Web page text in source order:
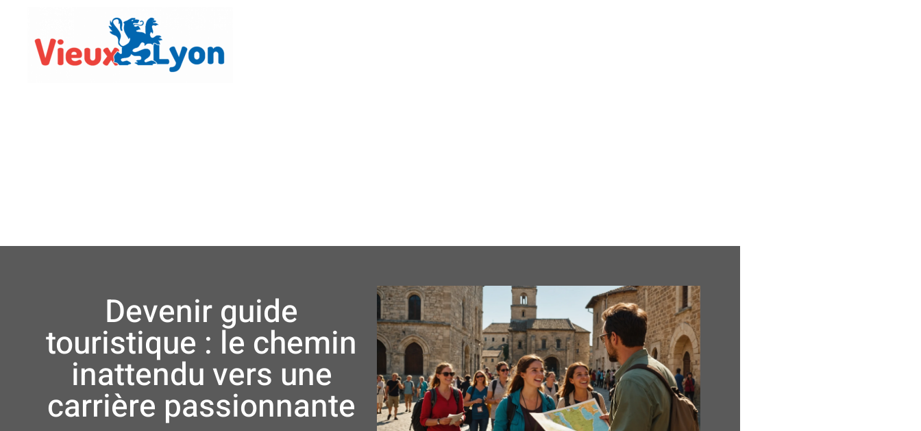
Devenir guide
touristique : le chemin
inattendu vers une
carrière passionnante